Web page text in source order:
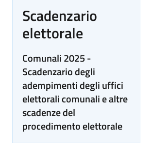
Scadenzario
elettorale
Comunali 2025 -
Scadenzario degli
adempimenti degli uffici
elettorali comunali e altre
scadenze del
procedimento elettorale